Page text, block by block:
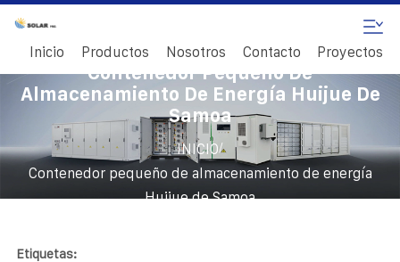
Inicio Productos Nosotros Contacto Proyectos
Contenedor Pequeño De
Almacenamiento De Energía Huijue De
Samoa
INICIO/
Contenedor pequeño de almacenamiento de energía
Huijue de Samoa
Etiquetas: